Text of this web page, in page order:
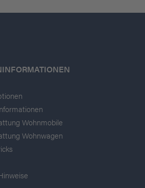
Wohnmobile
Wohnwagen